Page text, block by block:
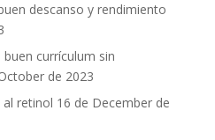
descanso y rendimiento
currículum sin
de 2023
retinol 16 de December de